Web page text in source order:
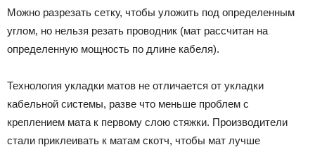
Можно разрезать сетку, чтобы уложить под определенным
углом, но нельзя резать проводник (мат рассчитан на
определенную мощность по длине кабеля).
Технология укладки матов не отличается от укладки
кабельной системы, разве что меньше проблем с
креплением мата к первому слою стяжки. Производители
стали приклеивать к матам скотч, чтобы мат лучше